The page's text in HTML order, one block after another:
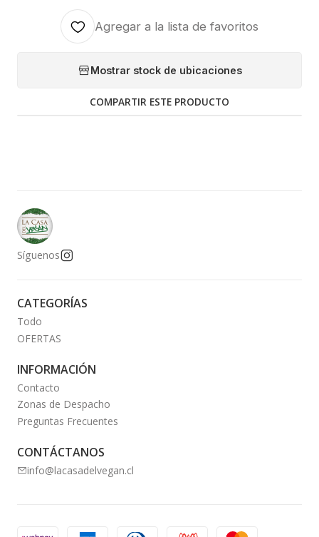
Agregar a la lista de favoritos
Mostrar stock de ubicaciones
COMPARTIR ESTE PRODUCTO
Síguenos
CATEGORÍAS
Todo
OFERTAS
INFORMACIÓN
Contacto
Zonas de Despacho
Preguntas Frecuentes
CONTÁCTANOS
info@lacasadelvegan.cl